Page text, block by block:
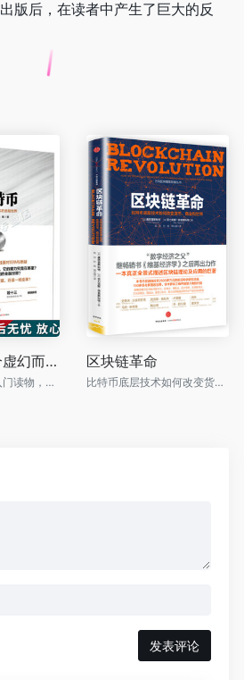
版后，在读者中产生了巨大的反
比特币：一个虚幻而真实的金融世界
长铗所著比特币入门读物，是中国币圈很多大佬的启蒙之作
区块链革命
比特币底层技术如何改变货币、商业和世界
发表评论